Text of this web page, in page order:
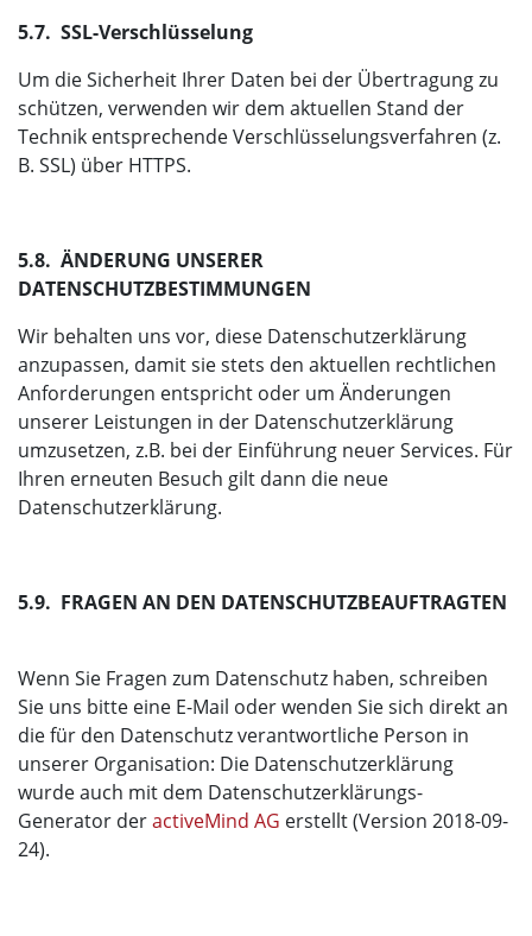
5.7. SSL-Verschlüsselung
Um die Sicherheit Ihrer Daten bei der Übertragung zu
schützen, verwenden wir dem aktuellen Stand der
Technik entsprechende Verschlüsselungsverfahren (z.
B. SSL) über HTTPS.
5.8. ÄNDERUNG UNSERER
DATENSCHUTZBESTIMMUNGEN
Wir behalten uns vor, diese Datenschutzerklärung
anzupassen, damit sie stets den aktuellen rechtlichen
Anforderungen entspricht oder um Änderungen
unserer Leistungen in der Datenschutzerklärung
umzusetzen, z.B. bei der Einführung neuer Services. Für
Ihren erneuten Besuch gilt dann die neue
Datenschutzerklärung.
5.9. FRAGEN AN DEN DATENSCHUTZBEAUFTRAGTEN
Wenn Sie Fragen zum Datenschutz haben, schreiben
Sie uns bitte eine E-Mail oder wenden Sie sich direkt an
die für den Datenschutz verantwortliche Person in
unserer Organisation: Die Datenschutzerklärung
wurde auch mit dem Datenschutzerklärungs-
Generator deractiveMind AG erstellt (Version 2018-09-
24).